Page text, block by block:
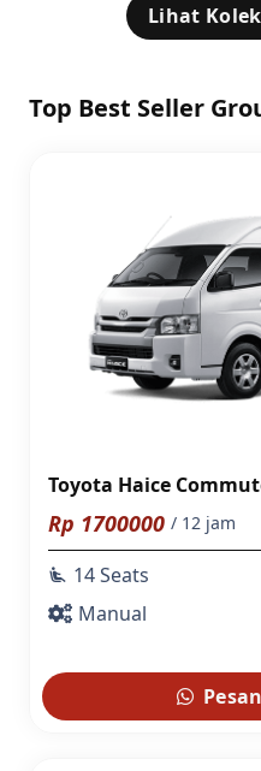
Lihat
Top Best Seller
Toyota Haice
Rp 1700000 / 12 jam
airline_seat_recline_extra 14 Seats
Manual